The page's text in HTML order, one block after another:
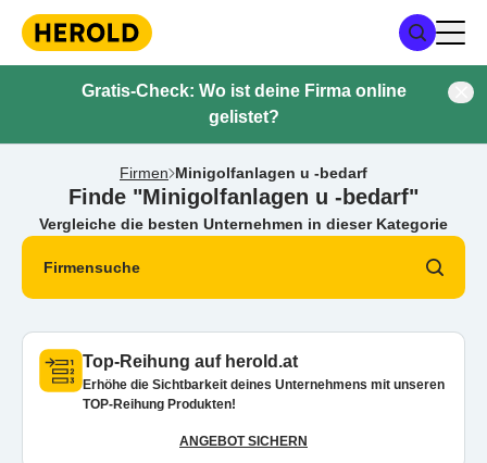
Gratis-Check: Wo ist deine Firma online
gelistet?
Firmen Minigolfanlagen u -bedarf
Finde "Minigolfanlagen u -bedarf"
Vergleiche die besten Unternehmen in dieser Kategorie
Firmensuche
Top-Reihung auf herold.at
Erhöhe die Sichtbarkeit deines Unternehmens mit unseren
TOP-Reihung Produkten!
ANGEBOT SICHERN